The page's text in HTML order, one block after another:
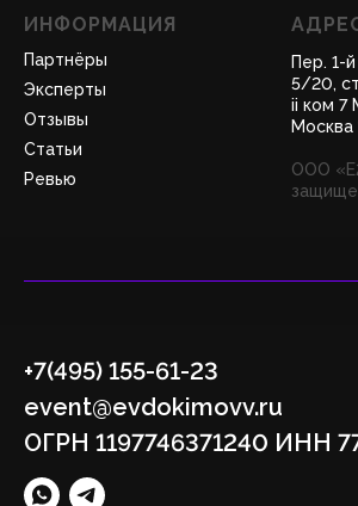
ИНФОРМАЦИЯ
Партнёры
Эксперты
Отзывы
Статьи
Ревью
Пер. 1-
5/20,
ii ком 7
Москва
ООО
+7(495) 155-61-23
event@evdokimovv.ru
ОГРН 1197746371240 ИНН